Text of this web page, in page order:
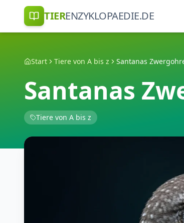
TIERENZYKLOPAEDIE.DE
Start Tiere von A bis z Santanas
Santanas
Tiere von A bis z